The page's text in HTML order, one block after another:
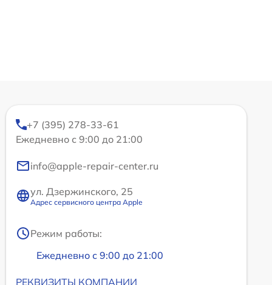
+7 (395) 278-33-61
Ежедневно с 9:00 до 21:00
info@apple-repair-center.ru
ул. Дзержинского, 25
Адрес сервисного центра Apple
Режим работы:
Ежедневно с 9:00 до 21:00
РЕКВИЗИТЫ КОМПАНИИ